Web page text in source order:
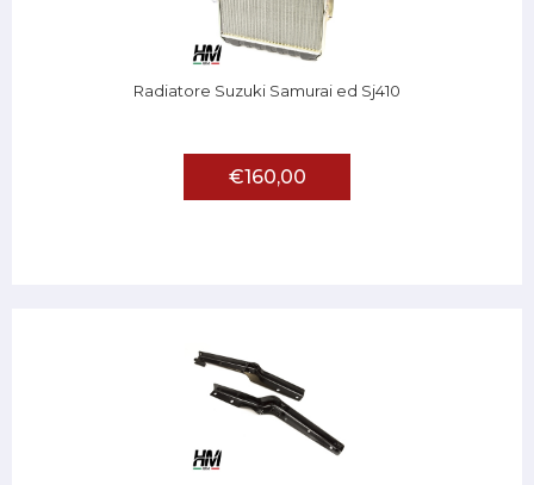
Radiatore Suzuki Samurai ed Sj410
€160,00